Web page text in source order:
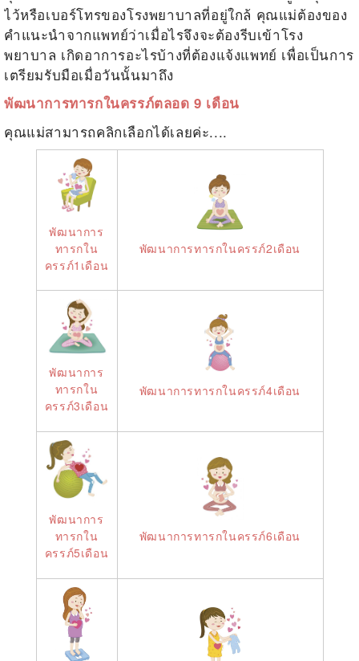
ไว้หรือเบอร์โทรของโรงพยาบาลที่อยู่ใกล้ คุณแม่ต้องของ
คำแนะนำจากแพทย์ว่าเมื่อไรจึงจะต้องรีบเข้าโรง
พยาบาล เกิดอาการอะไรบ้างที่ต้องแจ้งแพทย์ เพื่อเป็นการ
เตรียมรับมือเมื่อวันนั้นมาถึง
พัฒนาการทารกในครรภ์ตลอด 9 เดือน
คุณแม่สามารถคลิกเลือกได้เลยค่ะ....
พัฒนาการ
ทารกใน
ครรภ์1เดือน
พัฒนาการทารกในครรภ์2เดือน
พัฒนาการ
ทารกใน
ครรภ์3เดือน
พัฒนาการทารกในครรภ์4เดือน
พัฒนาการ
ทารกใน
ครรภ์5เดือน
พัฒนาการทารกในครรภ์6เดือน